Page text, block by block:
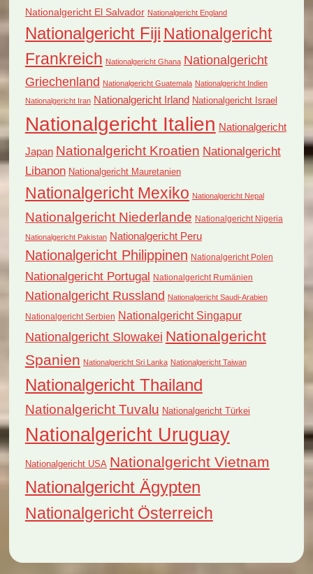
Nationalgericht El Salvador Nationalgericht England
Nationalgericht Fiji Nationalgericht
Frankreich Nationalgericht Ghana Nationalgericht
Griechenland Nationalgericht Guatemala Nationalgericht Indien
Nationalgericht Iran Nationalgericht Irland Nationalgericht Israel
Nationalgericht Italien Nationalgericht
Japan Nationalgericht Kroatien Nationalgericht
Libanon Nationalgericht Mauretanien
Nationalgericht Mexiko Nationalgericht Nepal
Nationalgericht Niederlande Nationalgericht Nigeria
Nationalgericht Pakistan Nationalgericht Peru
Nationalgericht Philippinen Nationalgericht Polen
Nationalgericht Portugal Nationalgericht Rumänien
Nationalgericht Russland Nationalgericht Saudi-Arabien
Nationalgericht Serbien Nationalgericht Singapur
Nationalgericht Slowakei Nationalgericht
Spanien Nationalgericht Sri Lanka Nationalgericht Taiwan
Nationalgericht Thailand
Nationalgericht Tuvalu Nationalgericht Türkei
Nationalgericht Uruguay
Nationalgericht USA Nationalgericht Vietnam
Nationalgericht Ägypten
Nationalgericht Österreich